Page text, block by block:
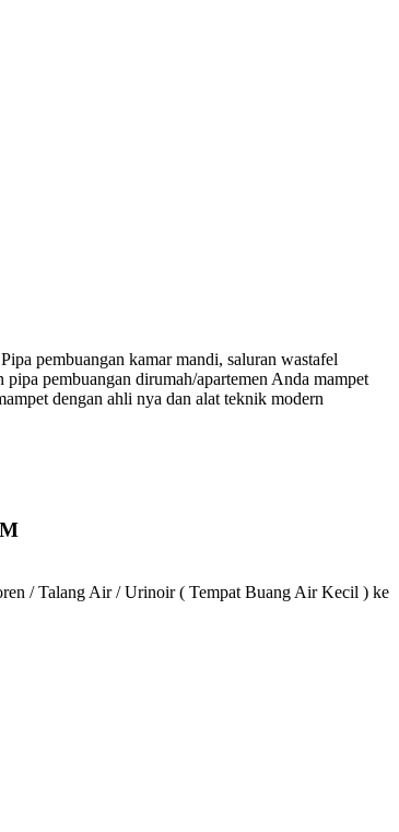
pembuangan kamar mandi, saluran wastafel
pembuangan dirumah/apartemen Anda mampet
dengan ahli nya dan alat teknik modern
/ Talang Air / Urinoir ( Tempat Buang Air Kecil ) ke